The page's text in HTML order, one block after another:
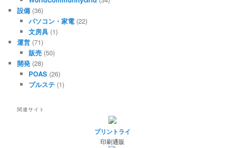
設備 (36)
パソコン・家電(22)
文房具(1)
運営 (71)
販売(50)
開発 (28)
POAS(26)
プルステ(1)
関連サイト
プリントライ
印刷通販